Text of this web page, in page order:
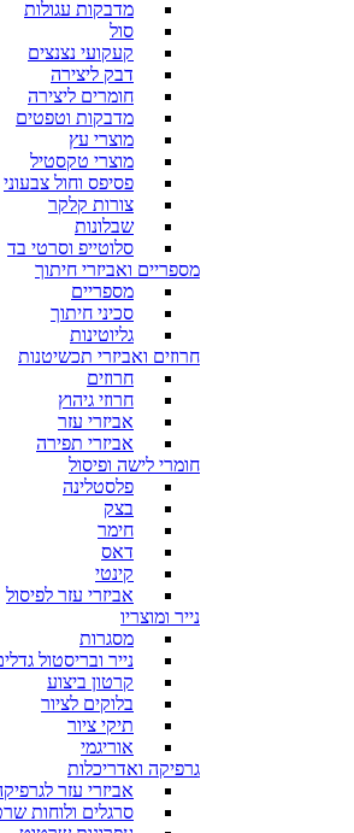
מדבקות עגולות
סול
קעקועי נצנצים
דבק ליצירה
חומרים ליצירה
מדבקות וטפטים
מוצרי עץ
מוצרי טקסטיל
פסיפס וחול צבעוני
צורות קלקר
שבלונות
סלוטייפ וסרטי בד
מספריים ואביזרי חיתוך
מספריים
סכיני חיתוך
גליוטינות
חרוזים ואביזרי תכשיטנות
חרוזים
חרוזי גיהוץ
אביזרי עזר
אביזרי תפירה
חומרי לישה ופיסול
פלסטלינה
בצק
חימר
דאס
קינטי
אביזרי עזר לפיסול
נייר ומוצריו
מסגרות
נייר ובריסטול
קרטון ביצוע
בלוקים לציור
תיקי ציור
אוריגמי
גרפיקה ואדריכלות
אביזרי עזר
סרגלים ולוחות